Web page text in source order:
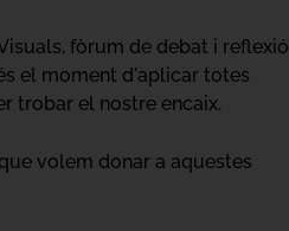
fòrum de debat i reflexió
el moment d'aplicar totes
trobar el nostre encaix.
volem donar a aquestes